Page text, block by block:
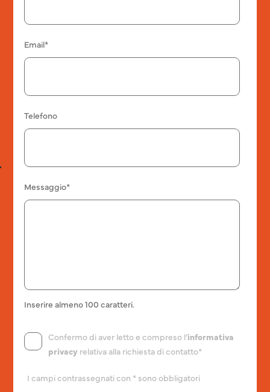
Email*
Telefono
Messaggio*
Inserire almeno 100 caratteri.
Confermo di aver letto e compreso l’informativa
privacyrelativa alla richiesta di contatto*
I campi contrassegnati con * sono obbligatori